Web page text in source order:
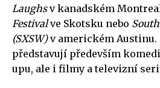
Laughsv kanadském
Festivalve Skotsku nebo
(SXSW)v americkém Austinu.
představují především
upu, ale i filmy a televizní